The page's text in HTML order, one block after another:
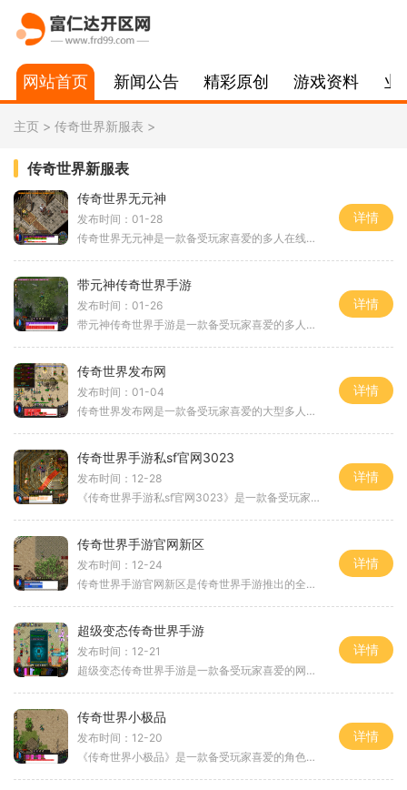
网站首页 新闻公告 精彩原创 游戏资料 业
主页 > 传奇世界新服表 >
传奇世界新服表
传奇世界无元神
发布时间：01-28
传奇世界无元神是一款备受玩家喜爱的多人在线角色扮演游戏，其独特的玩法和丰富多样的游戏内容使其成为了许多游戏迷的首选。这款游戏以其震撼的画面和独特的剧情设置而闻名，
详情
带元神传奇世界手游
发布时间：01-26
带元神传奇世界手游是一款备受玩家喜爱的多人在线角色扮演游戏。它的游戏世界充满了奇幻的魔法元素，玩家可以在这个虚拟的世界中探索未知的领域，与其他玩家共同展开冒险和战
详情
传奇世界发布网
发布时间：01-04
传奇世界发布网是一款备受玩家喜爱的大型多人在线角色扮演游戏。这个游戏是由著名的游戏开发公司研发并发行的，它以其精美的画面和丰富的玩法而闻名于世。传奇世界发布网的玩
详情
传奇世界手游私sf官网3023
发布时间：12-28
《传奇世界手游私sf官网3023》是一款备受玩家喜爱的传奇题材手游。作为经典传奇网游的移动版，它将带给玩家们无与伦比的游戏体验。我们将为大家介绍一下该游戏的具体玩法。传奇
详情
传奇世界手游官网新区
发布时间：12-24
传奇世界手游官网新区是传奇世界手游推出的全新玩法，为广大玩家带来了更加精彩刺激的游戏体验。在这个新区中，你将能够感受到原汁原味的传奇世界游戏风格，享受到真实的战斗
详情
超级变态传奇世界手游
发布时间：12-21
超级变态传奇世界手游是一款备受玩家喜爱的网络游戏。作为一款传奇世界手游的改编版本，超级变态传奇世界手游拥有更加丰富的玩法和更加精美的画面效果，给玩家带来前所未有的
详情
传奇世界小极品
发布时间：12-20
《传奇世界小极品》是一款备受玩家喜爱的角色扮演游戏。它以其精美的画面、丰富的任务系统和刺激的玩法而受到了广大玩家的追捧你将扮演一个勇敢的战士，踏上征程，探索神秘的
详情